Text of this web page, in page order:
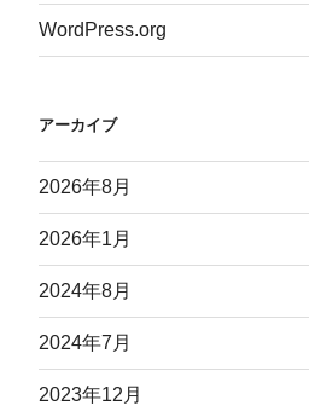
WordPress.org
アーカイブ
2026年8月
2026年1月
2024年8月
2024年7月
2023年12月